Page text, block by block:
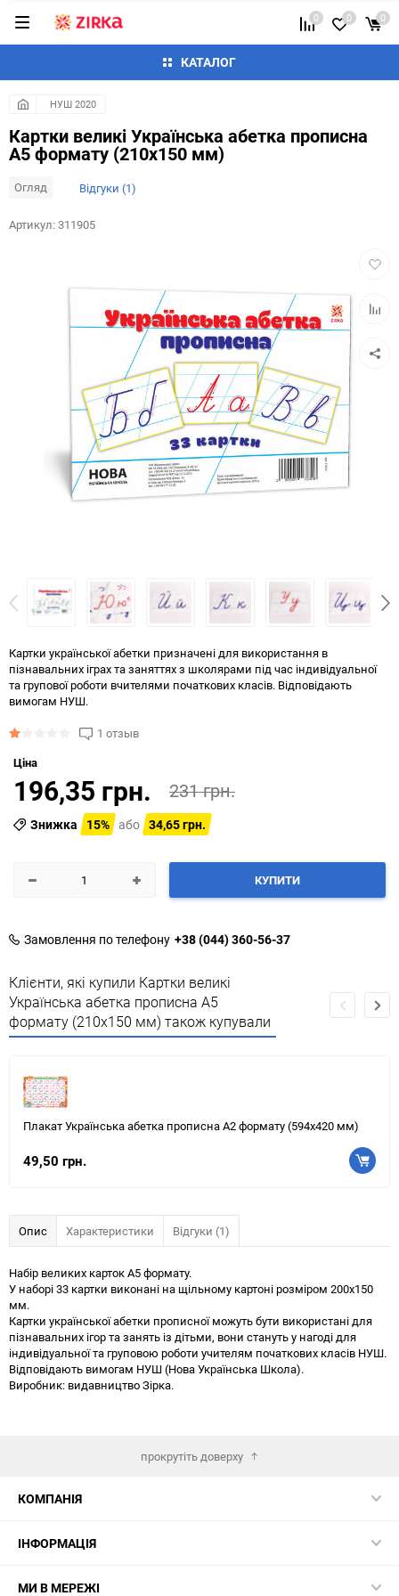
КАТАЛОГ
0 0 0
НУШ 2020
Картки великі Українська абетка прописна
А5 формату (210х150 мм)
Огляд Відгуки (1)
до
Артикул:311905
Картки української абетки призначені для використання в
пізнавальних іграх та заняттях з школярами під час індивідуальної
та групової роботи вчителями початкових класів. Відповідають
вимогам НУШ.
1 отзыв
Ціна
196,35 грн. 231 грн.
Знижка 15% або 34,65 грн.
КУПИТИ
Замовлення по телефону +38 (044) 360-56-37
Клієнти, які купили Картки великі
Українська абетка прописна А5
формату (210х150 мм) також купували
Плакат Українська абетка прописна А2 формату (594х420 мм)
49,50 грн.
Опис Характеристики Відгуки (1)
Набір великих карток А5 формату.
У наборі 33 картки виконані на щільному картоні розміром 200х150
мм.
Картки української абетки прописної можуть бути використані для
пізнавальних ігор та занять із дітьми, вони стануть у нагоді для
індивідуальної та груповою роботи учителям початкових класів НУШ.
Відповідають вимогам НУШ (Нова Українська Школа).
Виробник: видавництво Зірка.
прокрутіть доверху
КОМПАНІЯ
ІНФОРМАЦІЯ
МИ В МЕРЕЖІ